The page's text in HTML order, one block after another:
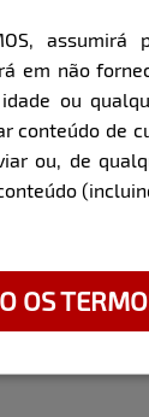
assumirá
em não
ou
conteúdo de
ou, de
OS